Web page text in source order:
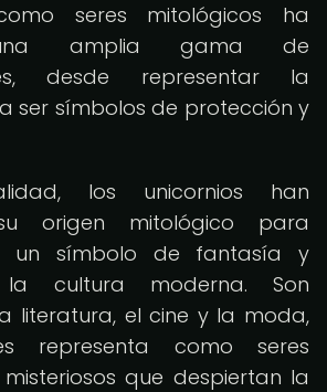
seres mitológicos ha
amplia gama de
desde representar la
ser símbolos de protección y
los unicornios han
origen mitológico para
un símbolo de fantasía y
cultura moderna. Son
literatura, el cine y la moda,
representa como seres
que despiertan la